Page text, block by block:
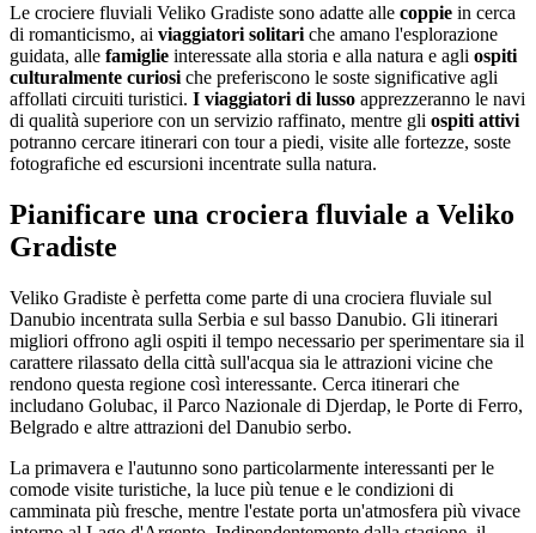
Le crociere fluviali Veliko Gradiste sono adatte alle coppie in cerca
di romanticismo, ai viaggiatori solitari che amano l'esplorazione
guidata, alle famiglie interessate alla storia e alla natura e agli ospiti
culturalmente curiosi che preferiscono le soste significative agli
affollati circuiti turistici. I viaggiatori di lusso apprezzeranno le navi
di qualità superiore con un servizio raffinato, mentre gli ospiti attivi
potranno cercare itinerari con tour a piedi, visite alle fortezze, soste
fotografiche ed escursioni incentrate sulla natura.
Pianificare una crociera fluviale a Veliko
Gradiste
Veliko Gradiste è perfetta come parte di una crociera fluviale sul
Danubio incentrata sulla Serbia e sul basso Danubio. Gli itinerari
migliori offrono agli ospiti il tempo necessario per sperimentare sia il
carattere rilassato della città sull'acqua sia le attrazioni vicine che
rendono questa regione così interessante. Cerca itinerari che
includano Golubac, il Parco Nazionale di Djerdap, le Porte di Ferro,
Belgrado e altre attrazioni del Danubio serbo.
La primavera e l'autunno sono particolarmente interessanti per le
comode visite turistiche, la luce più tenue e le condizioni di
camminata più fresche, mentre l'estate porta un'atmosfera più vivace